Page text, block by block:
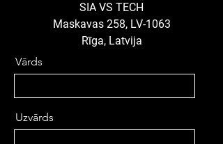
SIA VS TECH
Maskavas 258, LV-1063
Rīga, Latvija
Vārds
Uzvārds